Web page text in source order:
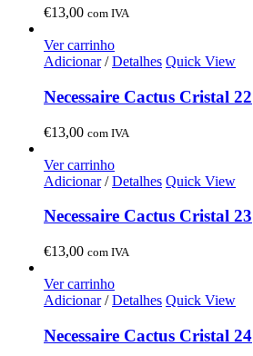
€13,00 com IVA
Ver carrinho
Adicionar/ Detalhes Quick View
Necessaire Cactus Cristal 22
€13,00 com IVA
Ver carrinho
Adicionar/ Detalhes Quick View
Necessaire Cactus Cristal 23
€13,00 com IVA
Ver carrinho
Adicionar/ Detalhes Quick View
Necessaire Cactus Cristal 24